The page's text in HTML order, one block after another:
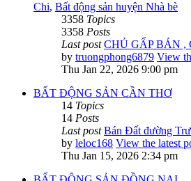
Chi, Bất động sản huyện Nhà bè
3358 Topics
3358 Posts
Last post CHỦ GẤP BÁN
by truongphong6879 View
Thu Jan 22, 2026 9:00 pm
BẤT ĐỘNG SẢN CẦN THƠ
14 Topics
14 Posts
Last post Bán Đất đường
by leloc168 View the latest
Thu Jan 15, 2026 2:34 pm